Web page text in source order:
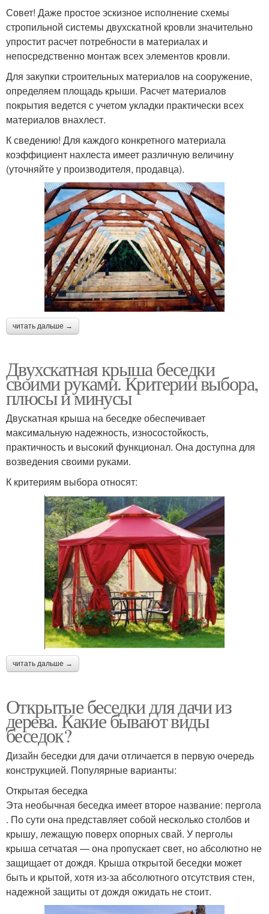
Совет! Даже простое эскизное исполнение схемы
стропильной системы двухскатной кровли значительно
упростит расчет потребности в материалах и
непосредственно монтаж всех элементов кровли.
Для закупки строительных материалов на сооружение,
определяем площадь крыши. Расчет материалов
покрытия ведется с учетом укладки практически всех
материалов внахлест.
К сведению! Для каждого конкретного материала
коэффициент нахлеста имеет различную величину
(уточняйте у производителя, продавца).
читать дальше →
Двухскатная крыша беседки
своими руками. Критерии выбора,
плюсы и минусы
Двускатная крыша на беседке обеспечивает
максимальную надежность, износостойкость,
практичность и высокий функционал. Она доступна для
возведения своими руками.
К критериям выбора относят:
читать дальше →
Открытые беседки для дачи из
дерева. Какие бывают виды
беседок?
Дизайн беседки для дачи отличается в первую очередь
конструкцией. Популярные варианты:
Открытая беседка
Эта необычная беседка имеет второе название: пергола
. По сути она представляет собой несколько столбов и
крышу, лежащую поверх опорных свай. У перголы
крыша сетчатая — она пропускает свет, но абсолютно не
защищает от дождя. Крыша открытой беседки может
быть и крытой, хотя из-за абсолютного отсутствия стен,
надежной защиты от дождя ожидать не стоит.